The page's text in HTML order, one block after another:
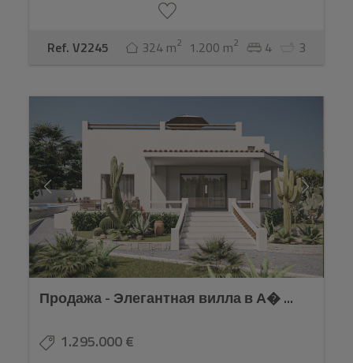
Ref. V2245 324 m2 1.200 m2 4 3
Продажа - Элегантная вилла в А� ...
1.295.000 €